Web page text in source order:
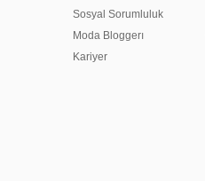
Sosyal Sorumluluk
Moda Bloggerı
Kariyer